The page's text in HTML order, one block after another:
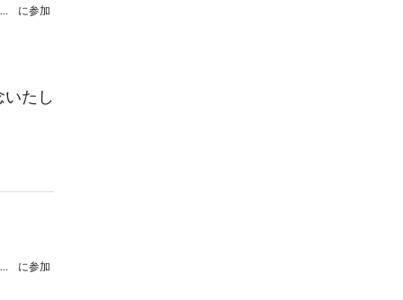
群馬県立前橋東高等学校吹奏楽部第４５回定期演奏会 に参加
たし
群馬県立前橋東高等学校吹奏楽部第４５回定期演奏会 に参加